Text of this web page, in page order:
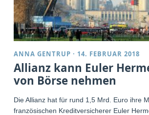
ANNA GENTRUP · 14. FEBRUAR 2018
Allianz kann Euler
von Börse nehmen
Die Allianz hat für rund 1,5 Mrd. Euro ihre
französischen Kreditversicherer Euler